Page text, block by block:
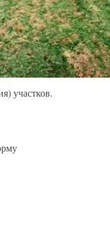
участков.